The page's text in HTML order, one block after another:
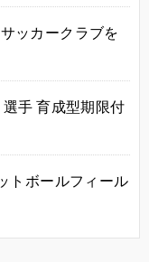
ッカークラブを
選手 育成型期限付
トボールフィール